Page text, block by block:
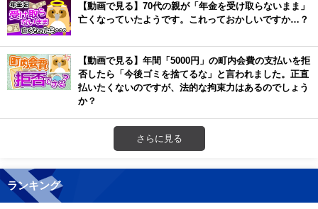
【動画で見る】70代の親が「年金を受け取らないまま」
亡くなっていたようです。これっておかしいですか…？
【動画で見る】年間「5000円」の町内会費の支払いを拒
否したら「今後ゴミを捨てるな」と言われました。正直
払いたくないのですが、法的な拘束力はあるのでしょう
か？
さらに見る
ランキング